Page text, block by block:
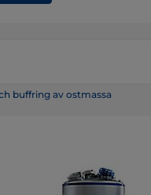
buffring av ostmassa